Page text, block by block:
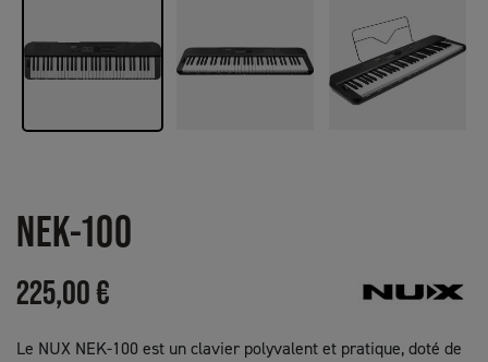
NEK-100
225,00 €
Le NUX NEK-100 est un clavier polyvalent et pratique, doté de